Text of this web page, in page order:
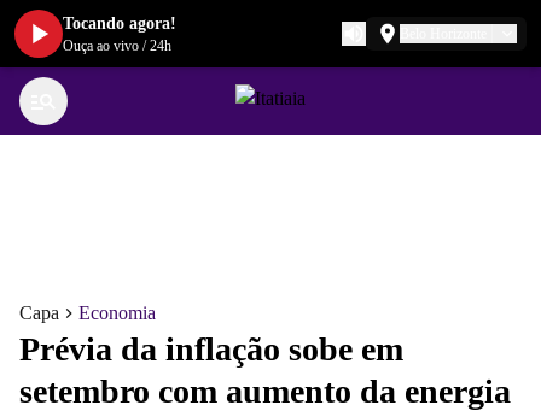
Capa Economia
Prévia da inflação sobe em
setembro com aumento da energia
Tocando agora!
Ouça ao vivo /24h